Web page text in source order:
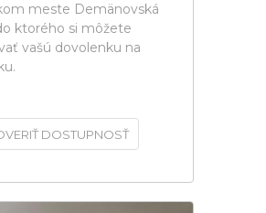
meste Demänovská
ktorého si môžete
vašú dovolenku na
DOSTUPNOSŤ